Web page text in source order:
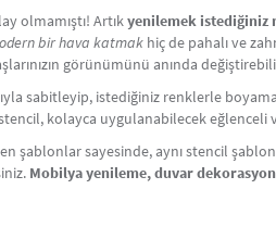
olmamıştı! Artıkyenilemek istediğiniz
bir hava katmak hiç de pahalı ve
görünümünü anında
sabitleyip, istediğiniz renklerle
kolayca uygulanabilecek eğlenceli
şablonlar sayesinde, aynı stencil
Mobilya yenileme, duvar